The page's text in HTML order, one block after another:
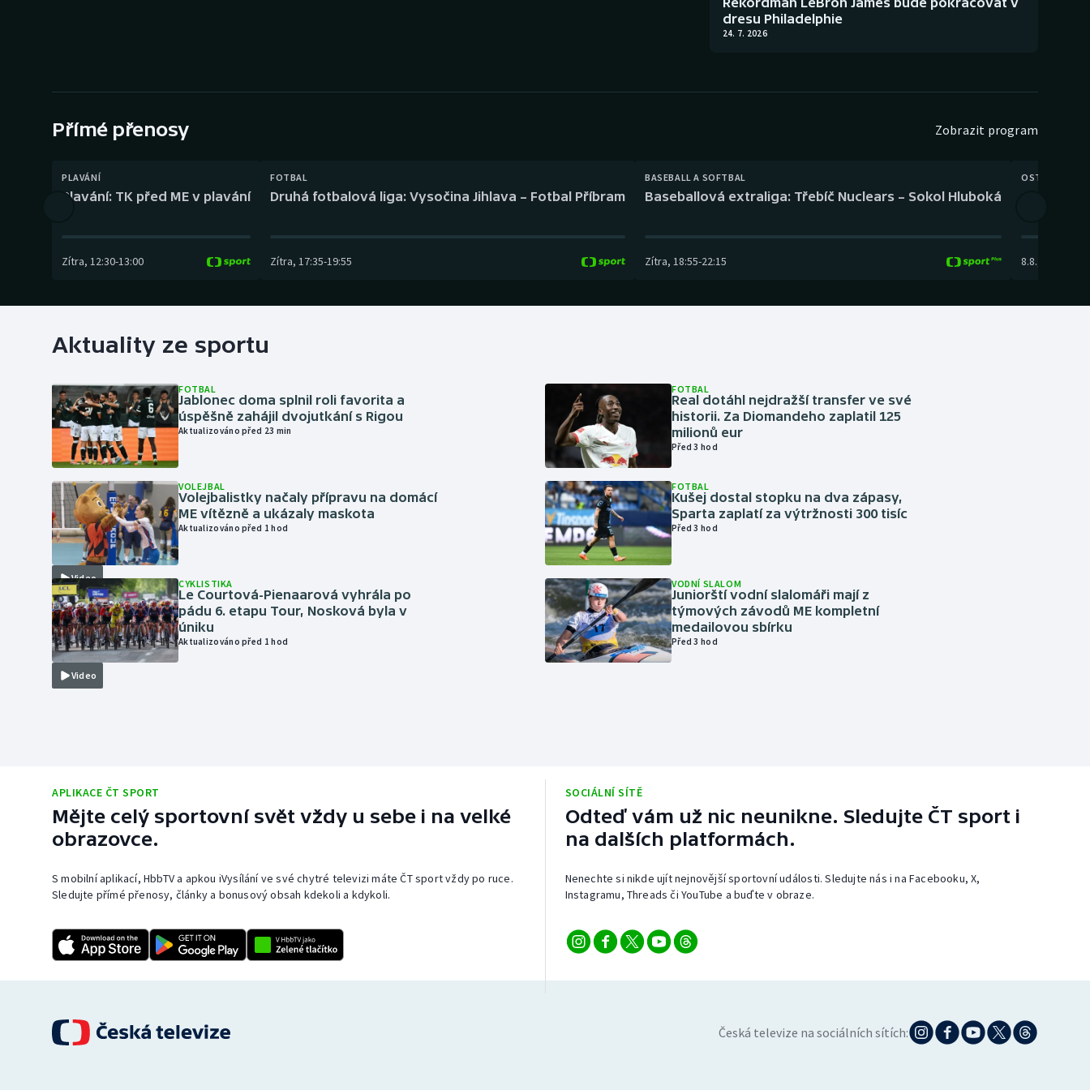
Gymnastika Plážový volejbal
dresu Philadelphie
24. 7. 2026
Přímé přenosy Zobrazit program
PLAVÁNÍ
Plavání: TK před ME v plavání
Zítra, 12:30-13:00
FOTBAL
Druhá fotbalová liga: Vysočina Jihlava – Fotbal Příbram
Zítra, 17:35-19:55
BASEBALL A SOFTBAL
Baseballová extraliga: Třebíč Nuclears – Sokol Hluboká
Zítra, 18:55-22:15
OSTATNÍ
8.8.
Aktuality ze sportu
FOTBAL
Jablonec doma splnil roli favorita a
úspěšně zahájil dvojutkání s Rigou
Aktualizováno před 23 min
Video
VOLEJBAL
Volejbalistky načaly přípravu na domácí
ME vítězně a ukázaly maskota
Aktualizováno před 1 hod
Video
CYKLISTIKA
Le Courtová-Pienaarová vyhrála po
pádu 6. etapu Tour, Nosková byla v
úniku
Aktualizováno před 1 hod
FOTBAL
Real dotáhl nejdražší transfer ve své
historii. Za Diomandeho zaplatil 125
milionů eur
Před 3 hod
FOTBAL
Kušej dostal stopku na dva zápasy,
Sparta zaplatí za výtržnosti 300 tisíc
Před 3 hod
VODNÍ SLALOM
Juniorští vodní slalomáři mají z
týmových závodů ME kompletní
medailovou sbírku
Před 3 hod
APLIKACE ČT SPORT
Mějte celý sportovní svět vždy u sebe i na velké
obrazovce.
S mobilní aplikací, HbbTV a apkou iVysílání ve své chytré televizi máte ČT sport vždy po ruce.
Sledujte přímé přenosy, články a bonusový obsah kdekoli a kdykoli.
SOCIÁLNÍ SÍTĚ
Odteď vám už nic neunikne. Sledujte ČT sport i
na dalších platformách.
Nenechte si nikde ujít nejnovější sportovní události. Sledujte nás i na Facebooku, X,
Instagramu, Threads či YouTube a buďte v obraze.
Česká televize na sociálních sítích: